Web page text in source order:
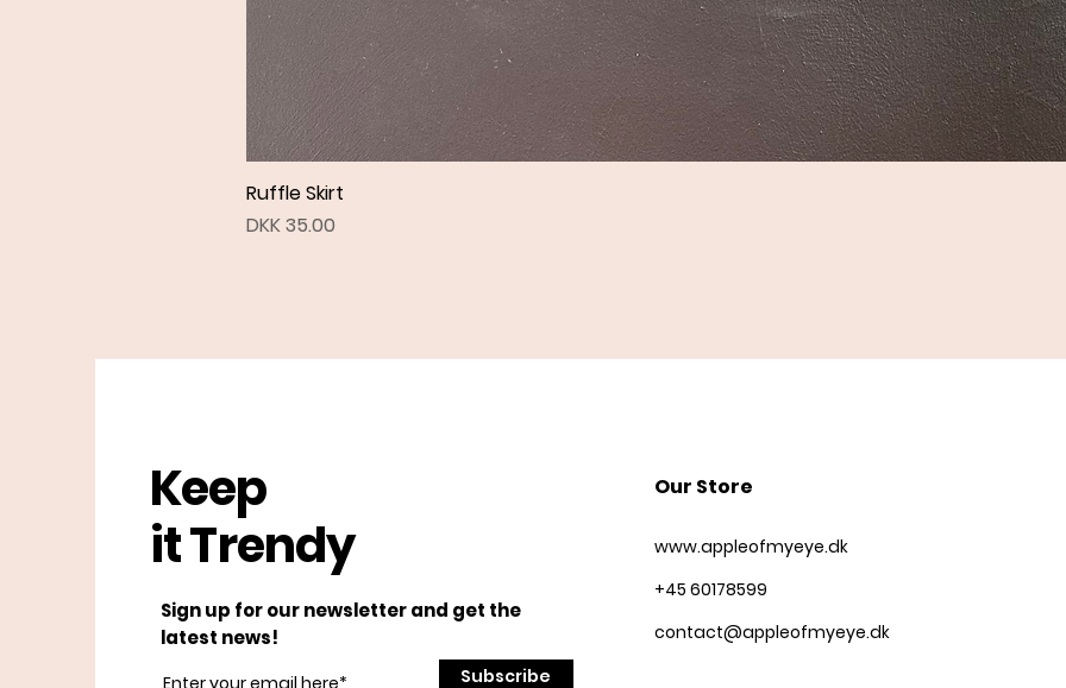
Ruffle Skirt
Price
DKK 35.00
Keep
it Trendy
Sign up for our newsletter and get the
latest news!
Subscribe
Our Store
www.appleofmyeye.dk
+45 60178599
contact@appleofmyeye.dk